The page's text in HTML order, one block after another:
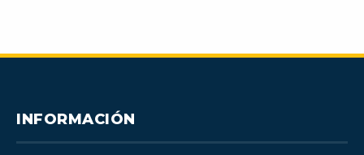
INFORMACIÓN